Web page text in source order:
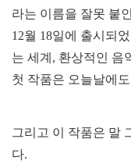
라는 이름을 잘못 붙
12월 18일에 출시되
는 세계, 환상적인 음
첫 작품은 오늘날에
그리고 이 작품은 말
다.